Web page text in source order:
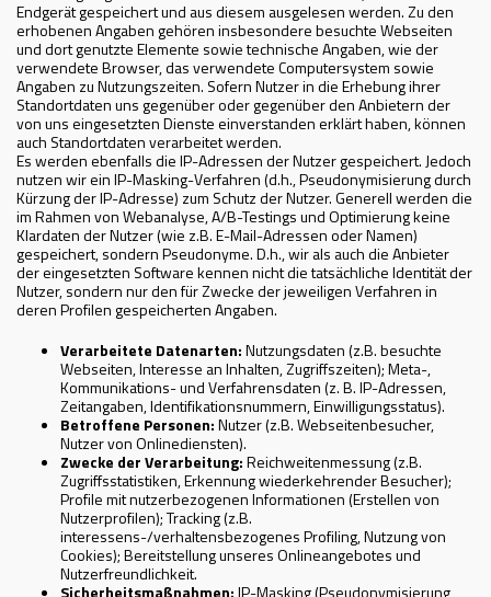
Endgerät gespeichert und aus diesem ausgelesen werden. Zu den
erhobenen Angaben gehören insbesondere besuchte Webseiten
und dort genutzte Elemente sowie technische Angaben, wie der
verwendete Browser, das verwendete Computersystem sowie
Angaben zu Nutzungszeiten. Sofern Nutzer in die Erhebung ihrer
Standortdaten uns gegenüber oder gegenüber den Anbietern der
von uns eingesetzten Dienste einverstanden erklärt haben, können
auch Standortdaten verarbeitet werden.
Es werden ebenfalls die IP-Adressen der Nutzer gespeichert. Jedoch
nutzen wir ein IP-Masking-Verfahren (d.h., Pseudonymisierung durch
Kürzung der IP-Adresse) zum Schutz der Nutzer. Generell werden die
im Rahmen von Webanalyse, A/B-Testings und Optimierung keine
Klardaten der Nutzer (wie z.B. E-Mail-Adressen oder Namen)
gespeichert, sondern Pseudonyme. D.h., wir als auch die Anbieter
der eingesetzten Software kennen nicht die tatsächliche Identität der
Nutzer, sondern nur den für Zwecke der jeweiligen Verfahren in
deren Profilen gespeicherten Angaben.
Verarbeitete Datenarten:Nutzungsdaten (z.B. besuchte
Webseiten, Interesse an Inhalten, Zugriffszeiten); Meta-,
Kommunikations- und Verfahrensdaten (z. B. IP-Adressen,
Zeitangaben, Identifikationsnummern, Einwilligungsstatus).
Betroffene Personen:Nutzer (z.B. Webseitenbesucher,
Nutzer von Onlinediensten).
Zwecke der Verarbeitung:Reichweitenmessung (z.B.
Zugriffsstatistiken, Erkennung wiederkehrender Besucher);
Profile mit nutzerbezogenen Informationen (Erstellen von
Nutzerprofilen); Tracking (z.B.
interessens-/verhaltensbezogenes Profiling, Nutzung von
Cookies); Bereitstellung unseres Onlineangebotes und
Nutzerfreundlichkeit.
Sicherheitsmaßnahmen:IP-Masking (Pseudonymisierung